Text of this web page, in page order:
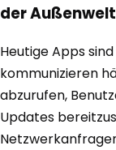
der Außenwelt
Heutige Apps
kommunizieren
abzurufen,
Updates